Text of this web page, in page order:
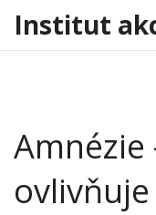
Institut
Amnézie